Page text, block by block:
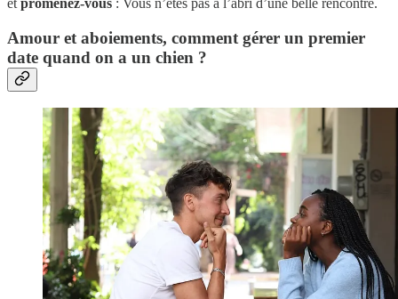
Amour et aboiements, comment gérer un premier
date quand on a un chien ?